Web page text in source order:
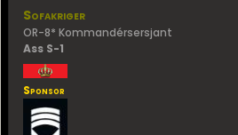
Sofakriger
OR-8* Kommandérsersjant
Ass S-1
Sponsor